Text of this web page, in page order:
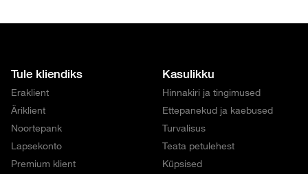
Tule kliendiks
Eraklient
Äriklient
Noortepank
Lapsekonto
Premium klient
Kasulikku
Hinnakiri ja tingimused
Ettepanekud ja kaebused
Turvalisus
Teata petulehest
Küpsised